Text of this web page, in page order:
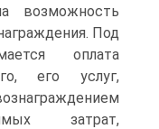
возможность
Под
оплата
его услуг,
затрат,